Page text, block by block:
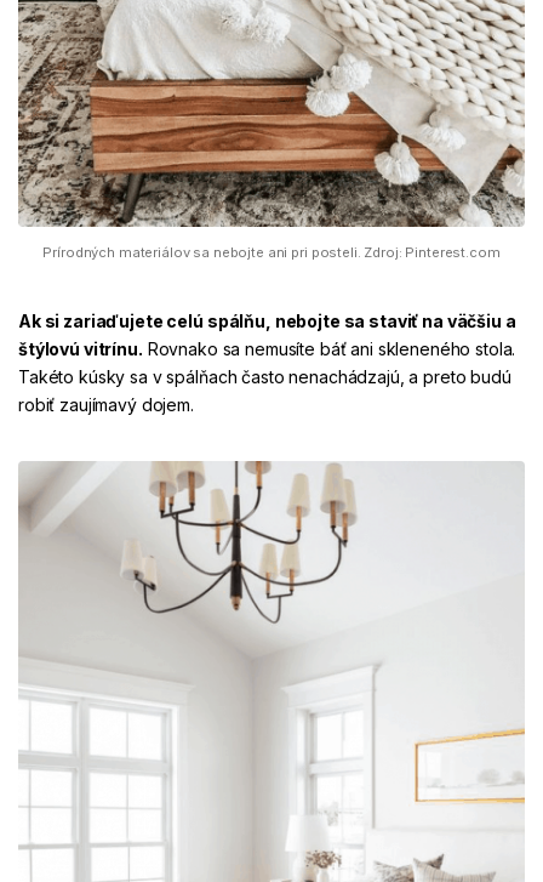
Prírodných materiálov sa nebojte ani pri posteli. Zdroj: Pinterest.com
Ak si zariaďujete celú spálňu, nebojte sa staviť na väčšiu a
štýlovú vitrínu. Rovnako sa nemusíte báť ani skleneného stola.
Takéto kúsky sa v spálňach často nenachádzajú, a preto budú
robiť zaujímavý dojem.